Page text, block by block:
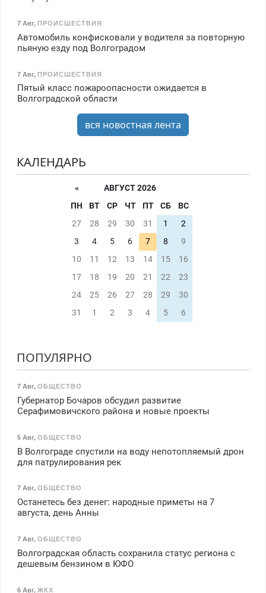
7 Авг, ПРОИСШЕСТВИЯ
Автомобиль конфисковали у водителя за повторную
пьяную езду под Волгоградом
7 Авг, ПРОИСШЕСТВИЯ
Пятый класс пожароопасности ожидается в
Волгоградской области
вся новостная лента
КАЛЕНДАРЬ
«
АВГУСТ 2026
ПН
ВТ СР ЧТ ПТ СБ
ВС
27
28 29 30 31 1
2
3
4 5 6 7 8
9
10
11 12 13 14 15
16
17
18 19 20 21 22
23
24
25 26 27 28 29
30
31
1 2 3 4 5 6
ПОПУЛЯРНО
7 Авг, ОБЩЕСТВО
Губернатор Бочаров обсудил развитие
Серафимовичского района и новые проекты
5 Авг, ОБЩЕСТВО
В Волгограде спустили на воду непотопляемый дрон
для патрулирования рек
7 Авг, ОБЩЕСТВО
Останетесь без денег: народные приметы на 7
августа, день Анны
7 Авг, ОБЩЕСТВО
Волгоградская область сохранила статус региона с
дешевым бензином в ЮФО
6 Авг, ЖКХ